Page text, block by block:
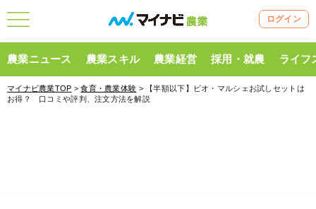
ログイン
農業ニュース 農業スキル 農業経営 採用・就農 ライフ
マイナビ農業TOP >食育・農業体験 > 【半額以下】ビオ・マルシェお試しセットは
お得？ 口コミや評判、注文方法を解説